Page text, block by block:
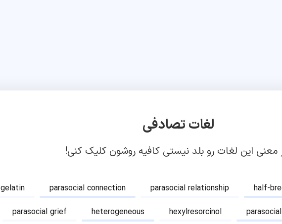
لغات تصادفی
معنی این لغات رو بلد نیستی کافیه روشون کلیک کنی!
gelatin parasocial connection parasocial relationship half-
parasocial grief heterogeneous hexylresorcinol